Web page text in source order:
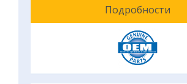
Подробности